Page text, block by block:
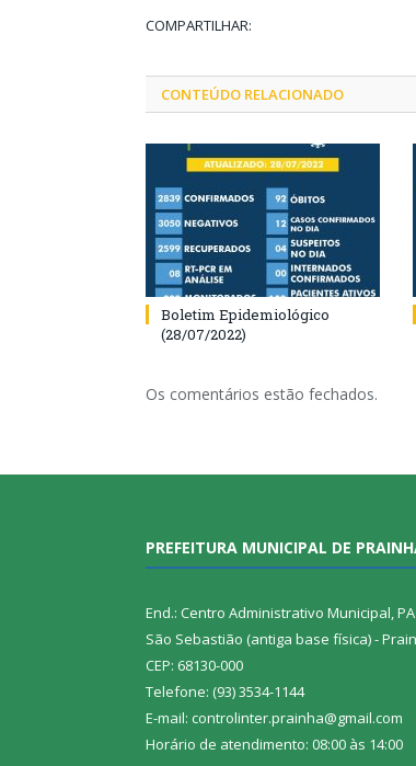
COMPARTILHAR:
CONTEÚDO RELACIONADO
Boletim Epidemiológico
(28/07/2022)
Os comentários estão fechados.
PREFEITURA MUNICIPAL DE
End.: Centro Administrativo Municipal, PA
São Sebastião (antiga base física) -
CEP: 68130-000
Telefone: (93) 3534-1144
E-mail: controlinter.prainha@gmail.com
Horário de atendimento: 08:00 às 14:00